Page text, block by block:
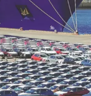
kiswahili